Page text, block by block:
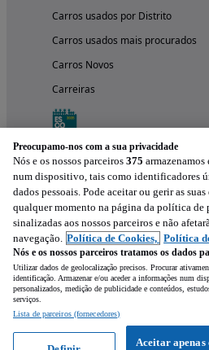
Carros usados por Distrito
Carros usados mais procurados
Carros Novos
Carreiras
Experimenta a
Preocupamo-nos com a sua privacidade
Nós e os nossos parceiros 375 armazenamos
num dispositivo, tais como identificadores
dados pessoais. Pode aceitar ou gerir as
qualquer momento na página da política de
sinalizadas aos nossos parceiros e não
navegação. Política de Cookies, Política
Nós e os nossos parceiros tratamos os dados
Utilizar dados de geolocalização precisos. Procurar
identificação. Armazenar e/ou aceder a informações num
personalizados, medição de publicidade e conteúdos,
serviços.
Lista de parceiros (fornecedores)
Aceitar apenas